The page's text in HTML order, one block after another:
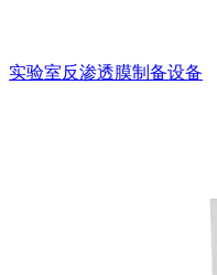
实验室反渗透膜制备设备